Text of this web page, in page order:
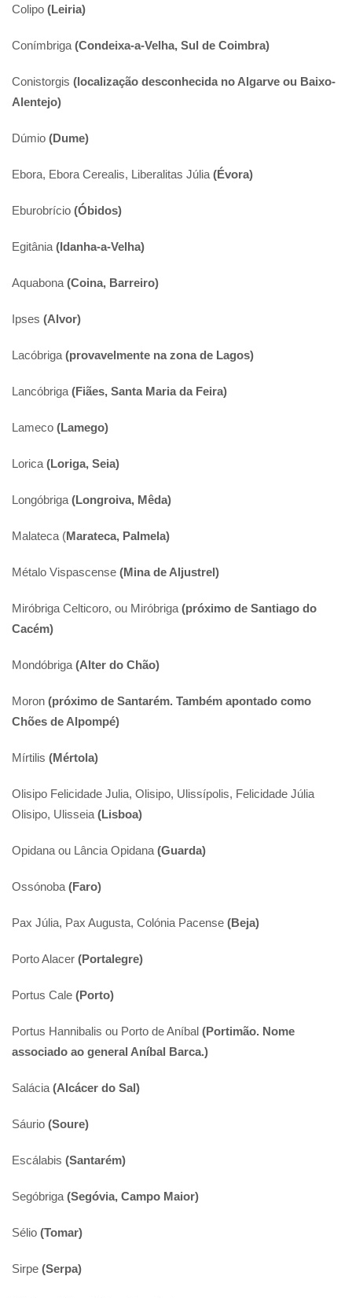
Colipo (Leiria)
Conímbriga(Condeixa-a-Velha, Sul de Coimbra)
Conistorgis (localização desconhecida no Algarve ou Baixo-
Alentejo)
Dúmio (Dume)
Ebora, Ebora Cerealis, Liberalitas Júlia(Évora)
Eburobrício (Óbidos)
Egitânia(Idanha-a-Velha)
Aquabona(Coina, Barreiro)
Ipses (Alvor)
Lacóbriga(provavelmente na zona de Lagos)
Lancóbriga(Fiães, Santa Maria da Feira)
Lameco (Lamego)
Lorica(Loriga, Seia)
Longóbriga(Longroiva, Mêda)
Malateca (Marateca, Palmela)
Métalo Vispascense (Mina de Aljustrel)
Miróbriga Celticoro, ou Miróbriga(próximo de Santiago do
Cacém)
Mondóbriga(Alter do Chão)
Moron (próximo de Santarém. Também apontado como
Chões de Alpompé)
Mírtilis (Mértola)
Olisipo Felicidade Julia, Olisipo, Ulissípolis, Felicidade Júlia
Olisipo, Ulisseia(Lisboa)
Opidana ou Lância Opidana(Guarda)
Ossónoba(Faro)
Pax Júlia, Pax Augusta, Colónia Pacense (Beja)
Porto Alacer (Portalegre)
Portus Cale (Porto)
Portus Hannibalis ou Porto de Aníbal (Portimão. Nome
associado ao general Aníbal Barca.)
Salácia(Alcácer do Sal)
Sáurio (Soure)
Escálabis (Santarém)
Segóbriga(Segóvia, Campo Maior)
Sélio (Tomar)
Sirpe (Serpa)